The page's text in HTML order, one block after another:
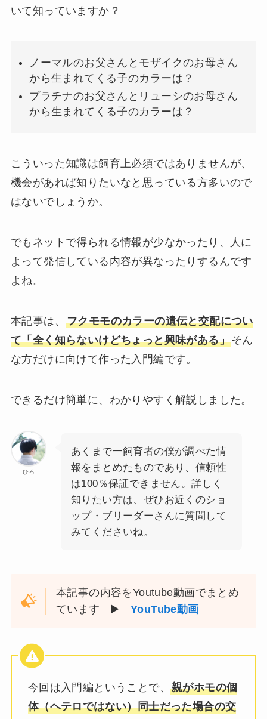
いて知っていますか？
ノーマルのお父さんとモザイクのお母さん
から生まれてくる子のカラーは？
プラチナのお父さんとリューシのお母さん
から生まれてくる子のカラーは？
こういった知識は飼育上必須ではありませんが、
機会があれば知りたいなと思っている方多いので
はないでしょうか。
でもネットで得られる情報が少なかったり、人に
よって発信している内容が異なったりするんです
よね。
本記事は、 フクモモのカラーの遺伝と交配につい
て「全く知らないけどちょっと興味がある」そん
な方だけに向けて作った入門編です。
できるだけ簡単に、わかりやすく解説しました。
ひろ
あくまで一飼育者の僕が調べた情
報をまとめたものであり、信頼性
は100％保証できません。詳しく
知りたい方は、ぜひお近くのショ
ップ・ブリーダーさんに質問して
みてくださいね。
本記事の内容をYoutube動画でまとめ
ています ▶️ YouTube動画
今回は入門編ということで、親がホモの個
体（ヘテロではない）同士だった場合の交